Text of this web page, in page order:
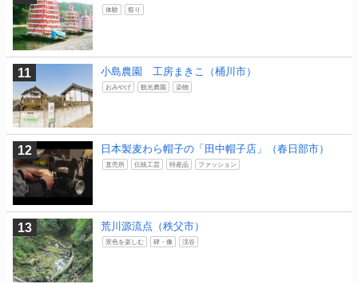
体験 祭り
小島農園 工房まきこ（桶川市）
おみやげ 観光農園 染物
日本製麦わら帽子の「田中帽子店」（春日部市）
直売所 伝統工芸 特産品 ファッション
荒川源流点（秩父市）
景色を楽しむ 碑・像 渓谷